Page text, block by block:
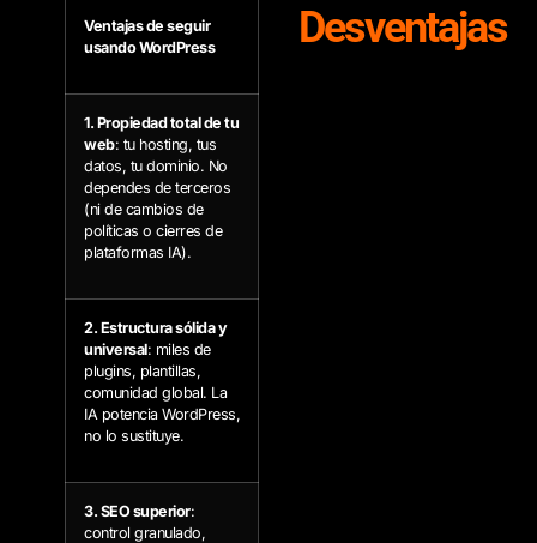
Ventajas de seguir
usando WordPress
1. Propiedad total de tu
web: tu hosting, tus
datos, tu dominio. No
dependes de terceros
(ni de cambios de
políticas o cierres de
plataformas IA).
2. Estructura sólida y
universal: miles de
plugins, plantillas,
comunidad global. La
IA potencia WordPress,
no lo sustituye.
3. SEO superior:
control granulado,
Desventajas